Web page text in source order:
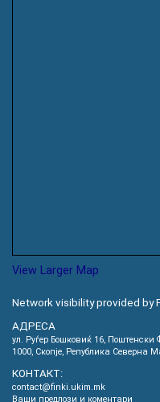
View Larger Map
Network visibility provided by
АДРЕСА
ул. Руѓер Бошковиќ 16, Пoштенски
1000, Скопје, Република Северна
КОНТАКТ:
contact@finki.ukim.mk
Ваши предлози и коментари